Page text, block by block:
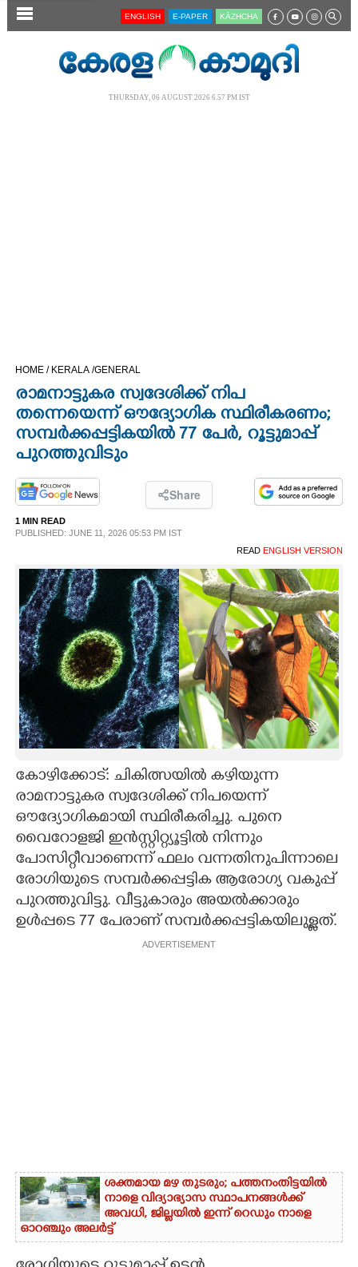
SECTIONS
CINEMA
OPINION
PHOTOS
INFO+
ART
ASTRO
CARTOONS
ZOOM
CONTACT US
ENGLISH E-PAPER KĀZHCHA
THURSDAY, 06 AUGUST 2026 6.57 PM IST
HOME / KERALA /GENERAL
രാമനാട്ടുകര സ്വദേശിക്ക് നിപ
തന്നെയെന്ന് ഔദ്യോഗിക സ്ഥിരീകരണം;
സമ്പർക്കപ്പട്ടികയിൽ 77 പേർ, റൂട്ടുമാപ്പ്
പുറത്തുവിടും
Share
1 MIN READ
PUBLISHED: JUNE 11, 2026 05:53 PM IST
READ ENGLISH VERSION
കോഴിക്കോട്: ചികിത്സയിൽ കഴിയുന്ന
രാമനാട്ടുകര സ്വദേശിക്ക് നിപയെന്ന്
ഔദ്യോഗികമായി സ്ഥിരീകരിച്ചു. പുനെ
വൈറോളജി ഇൻസ്റ്റിറ്റ്യൂട്ടിൽ നിന്നും
പോസിറ്റീവാണെന്ന് ഫലം വന്നതിനുപിന്നാലെ
രോഗിയുടെ സമ്പർക്കപ്പട്ടിക ആരോഗ്യ വകുപ്പ്
പുറത്തുവിട്ടു. വീട്ടുകാരും അയൽക്കാരും
ഉൾപ്പടെ 77 പേരാണ് സമ്പർക്കപ്പട്ടികയിലുള്ളത്.
ADVERTISEMENT
ശക്തമായ മഴ തുടരും; പത്തനംതിട്ടയിൽ
നാളെ വിദ്യാഭ്യാസ സ്ഥാപനങ്ങൾക്ക്
അവധി,​ ജില്ലയിൽ ഇന്ന് റെ‌ഡും നാളെ
ഓറഞ്ചും അലർട്ട്